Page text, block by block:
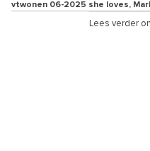
vtwonen 06-2025 she loves,
Lees verder